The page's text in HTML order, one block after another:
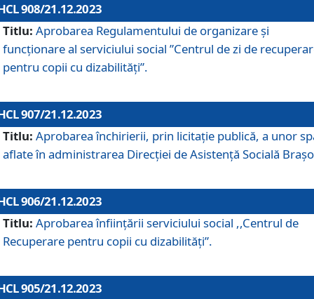
908/21.12.2023
Titlu: Aprobarea Regulamentului de organizare şi
funcţionare al serviciului social ”Centrul de zi de
pentru copii cu dizabilități”.
907/21.12.2023
Titlu: Aprobarea închirierii, prin licitație publică, a unor
aflate în administrarea Direcției de Asistență Socială
906/21.12.2023
Titlu: Aprobarea înființării serviciului social ,,Centrul de
Recuperare pentru copii cu dizabilități”.
905/21.12.2023